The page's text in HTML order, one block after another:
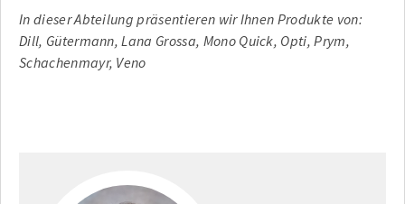
In dieser Abteilung präsentieren wir Ihnen Produkte von:
Dill, Gütermann, Lana Grossa, Mono Quick, Opti, Prym,
Schachenmayr, Veno